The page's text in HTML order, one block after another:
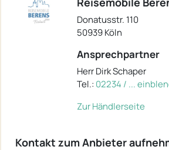
Donatusstr. 110
50939 Köln
Ansprechpartner
Herr Dirk Schaper
Tel.: 02234 / ...
Zur Händlerseite
Kontakt zum Anbieter